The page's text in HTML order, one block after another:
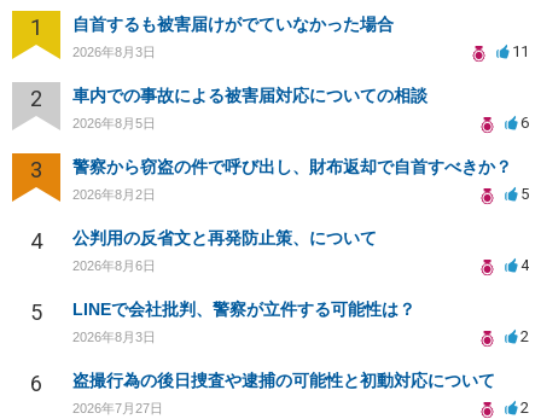
1 自首するも被害届けがでていなかった場合
2026年8月3日 11
2 車内での事故による被害届対応についての相談
2026年8月5日 6
3 警察から窃盗の件で呼び出し、財布返却で自首すべきか？
2026年8月2日 5
4 公判用の反省文と再発防止策、について
2026年8月6日 4
5 LINEで会社批判、警察が立件する可能性は？
2026年8月3日 2
6 盗撮行為の後日捜査や逮捕の可能性と初動対応について
2026年7月27日 2